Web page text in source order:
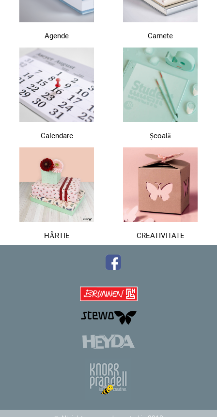
Agende Carnete
Calendare Școală
HÂRTIE CREATIVITATE